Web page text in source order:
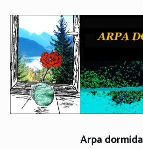
contenido
Arpa dormida